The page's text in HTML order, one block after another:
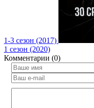
1-3 сезон (2017)
1 сезон (2020)
Комментарии (0)